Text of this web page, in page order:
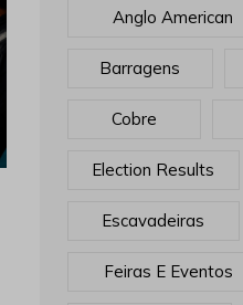
Anglo American
Barragens
Cobre
Election Results
Escavadeiras
Feiras E Eventos